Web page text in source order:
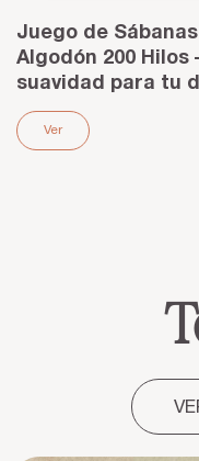
Juego de
Algodón 200 Hilos
suavidad para tu
Ver